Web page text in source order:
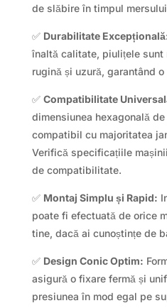
de slăbire în timpul
✅ Durabilitate
înaltă calitate, piulițele sunt
rugină și uzură, garantând
✅ Compatibilitate
dimensiunea hexagonală
compatibil cu majoritatea
Verifică specificațiile
de compatibilitate.
✅ Montaj Simplu și Rapid:
poate fi efectuată de orice
tine, dacă ai cunoștințe de
✅ Design Conic Optim:
asigură o fixare fermă și
presiunea în mod egal pe